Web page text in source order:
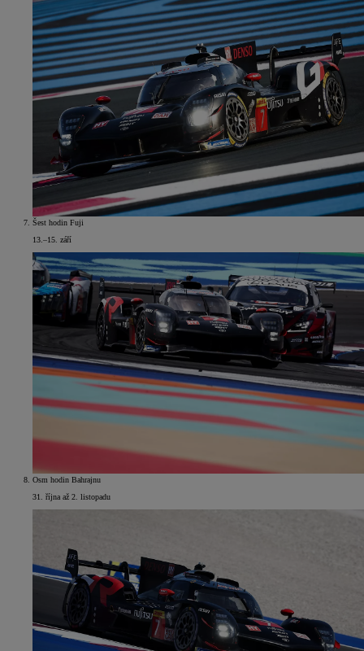
Šest hodin Fuji
13.–15. září
Osm hodin Bahrajnu
31. října až 2. listopadu